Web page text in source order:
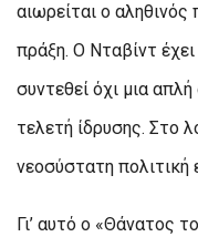
αιωρείται ο
πράξη. Ο Νταβίντ έχει
συντεθεί όχι μια
τελετή ίδρυσης. Στο
νεοσύστατη πολιτική
Γι’ αυτό ο «Θάνατος